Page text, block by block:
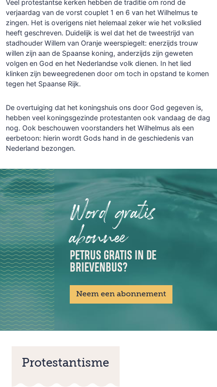
Veel protestantse kerken hebben de traditie om rond de
verjaardag van de vorst couplet 1 en 6 van het Wilhelmus te
zingen. Het is overigens niet helemaal zeker wie het volkslied
heeft geschreven. Duidelijk is wel dat het de tweestrijd van
stadhouder Willem van Oranje weerspiegelt: enerzijds trouw
willen zijn aan de Spaanse koning, anderzijds zijn geweten
volgen en God en het Nederlandse volk dienen. In het lied
klinken zijn beweegredenen door om toch in opstand te komen
tegen het Spaanse Rijk.
De overtuiging dat het koningshuis ons door God gegeven is,
hebben veel koningsgezinde protestanten ook vandaag de dag
nog. Ook beschouwen voorstanders het Wilhelmus als een
eerbetoon: hierin wordt Gods hand in de geschiedenis van
Nederland bezongen.
Word gratis
abonnee
PETRUS GRATIS IN DE
BRIEVENBUS?
Neem een abonnement
Protestantisme